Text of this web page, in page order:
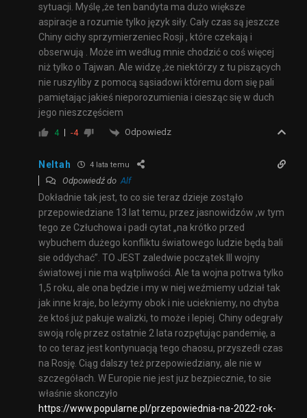
sytuacji. Myślę ,że ten bandyta ma dużo większe
aspiracje a rozumie tylko język siły. Cały czas są jeszcze
Chiny cichy sprzymierzeniec Rosji , które czekają i
obserwują . Może im według mnie chodzić o coś więcej
niż tylko o Tajwan. Ale widzę ,że niektórzy z tu piszących
nie ruszyliby z pomocą sąsiadowi któremu dom się pali
pamiętając jakieś nieporozumienia i ciesząc się w duch
jego nieszczęściem
4 -4 Odpowiedz
Neltah 4 lata temu
Odpowiedź do Alf
Dokładnie tak jest, to co sie teraz dzieje zostąło
przepowiedziane 13 lat temu, przez jasnowidzów ,w tym
tego ze Człuchowa i padł cytat „na krótko przed
wybuchem dużego konfliktu światowego ludzie będą bali
sie oddychać”. TO JEST zaledwie początek III wojny
światowej i nie ma wątpliwości. Ale ta wojna potrwa tylko
1,5 roku, ale ona będzie i my w niej weźmiemy udział tak
jak inne kraje, bo leżymy obok i nie uciekniemy, no chyba
że ktoś już pakuje walizki, to może i lepiej. Chiny odegrały
swoją rolę przez ostatnie 2 lata rozpętując pandemię, a
to co teraz jest kontynuacją tego chaosu, przyszedł czas
na Rosję. Ciąg dalszy też przepowiedziany, ale nie w
szczegółach. W Europie nie jest juz bezpiecznie, to sie
właśnie skonczyło
https://www.popularne.pl/przepowiednia-na-2022-rok-